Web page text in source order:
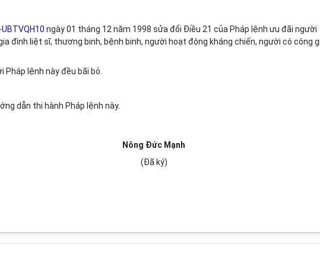
ngày 01 tháng 12 năm 1998 sửa đổi Điều 21 của Pháp lệnh ưu đãi người
đình liệt sĩ, thương binh, bệnh binh, người hoạt động kháng chiến, người có công
lệnh này đều bãi bỏ.
dẫn thi hành Pháp lệnh này.
Nông Đức Mạnh
(Đã ký)